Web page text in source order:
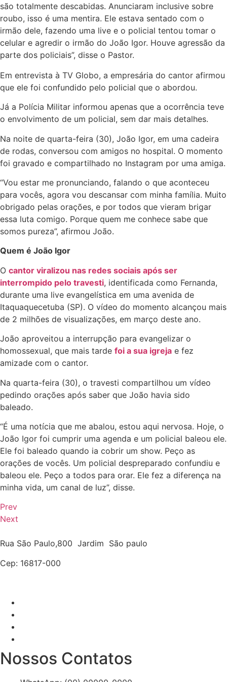
são totalmente descabidas. Anunciaram inclusive sobre
roubo, isso é uma mentira. Ele estava sentado com o
irmão dele, fazendo uma live e o policial tentou tomar o
celular e agredir o irmão do João Igor. Houve agressão da
parte dos policiais”, disse o Pastor.
Em entrevista à TV Globo, a empresária do cantor afirmou
que ele foi confundido pelo policial que o abordou.
Já a Polícia Militar informou apenas que a ocorrência teve
o envolvimento de um policial, sem dar mais detalhes.
Na noite de quarta-feira (30), João Igor, em uma cadeira
de rodas, conversou com amigos no hospital. O momento
foi gravado e compartilhado no Instagram por uma amiga.
“Vou estar me pronunciando, falando o que aconteceu
para vocês, agora vou descansar com minha família. Muito
obrigado pelas orações, e por todos que vieram brigar
essa luta comigo. Porque quem me conhece sabe que
somos pureza”, afirmou João.
Quem é João Igor
O cantor viralizou nas redes sociais após ser
interrompido pelo travesti, identificada como Fernanda,
durante uma live evangelística em uma avenida de
Itaquaquecetuba (SP). O vídeo do momento alcançou mais
de 2 milhões de visualizações, em março deste ano.
João aproveitou a interrupção para evangelizar o
homossexual, que mais tarde foi a sua igreja e fez
amizade com o cantor.
Na quarta-feira (30), o travesti compartilhou um vídeo
pedindo orações após saber que João havia sido
baleado.
“É uma notícia que me abalou, estou aqui nervosa. Hoje, o
João Igor foi cumprir uma agenda e um policial baleou ele.
Ele foi baleado quando ia cobrir um show. Peço as
orações de vocês. Um policial despreparado confundiu e
baleou ele. Peço a todos para orar. Ele fez a diferença na
minha vida, um canal de luz”, disse.
Prev
Next
Rua São Paulo,800 Jardim São paulo
Cep: 16817-000
Nossos Contatos